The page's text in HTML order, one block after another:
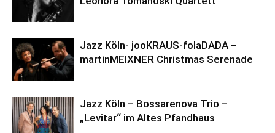
Jazz Köln- jooKRAUS-folaDADA –
martinMEIXNER Christmas Serenade
Jazz Köln – Bossarenova Trio –
„Levitar“ im Altes Pfandhaus